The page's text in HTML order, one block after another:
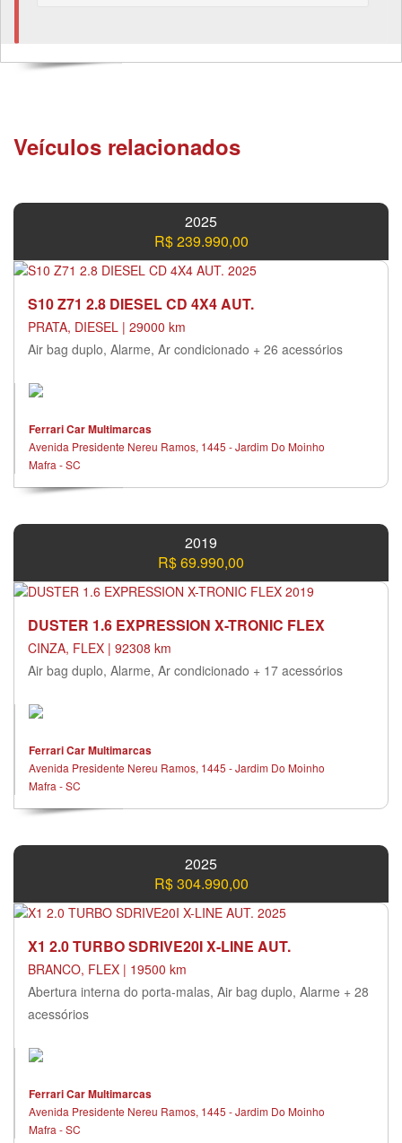
Veículos relacionados
2025
R$ 239.990,00
S10 Z71 2.8 DIESEL CD 4X4 AUT.
PRATA, DIESEL | 29000 km
Air bag duplo, Alarme, Ar condicionado + 26 acessórios
Ferrari Car Multimarcas
Avenida Presidente Nereu Ramos, 1445 - Jardim Do Moinho
Mafra - SC
2019
R$ 69.990,00
DUSTER 1.6 EXPRESSION X-TRONIC FLEX
CINZA, FLEX | 92308 km
Air bag duplo, Alarme, Ar condicionado + 17 acessórios
Ferrari Car Multimarcas
Avenida Presidente Nereu Ramos, 1445 - Jardim Do Moinho
Mafra - SC
2025
R$ 304.990,00
X1 2.0 TURBO SDRIVE20I X-LINE AUT.
BRANCO, FLEX | 19500 km
Abertura interna do porta-malas, Air bag duplo, Alarme + 28
acessórios
Ferrari Car Multimarcas
Avenida Presidente Nereu Ramos, 1445 - Jardim Do Moinho
Mafra - SC